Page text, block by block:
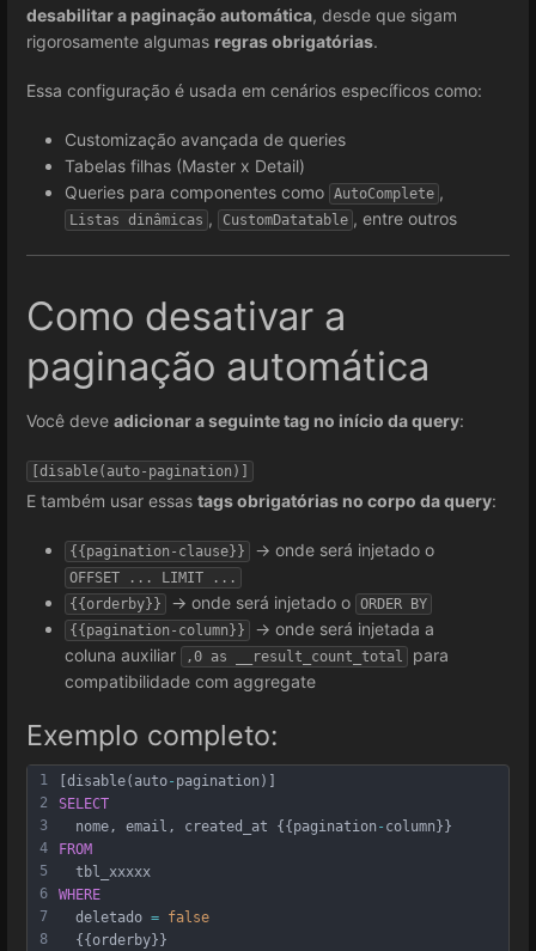
desabilitar a paginação automática, desde que sigam
rigorosamente algumas regras obrigatórias.
Essa configuração é usada em cenários específicos como:
Customização avançada de queries
Tabelas filhas (Master x Detail)
Queries para componentes como AutoComplete ,
Listas dinâmicas , CustomDatatable , entre outros
Como desativar a
paginação automática
Você deve adicionar a seguinte tag no início da query:
[disable(auto-
E também usar essas tags obrigatórias no corpo da query:
{{pagination-clause}} → onde será injetado o
OFFSET ... LIMIT ...
{{orderby}}
→ onde será injetado o ORDER BY
{{pagination-column}}
→ onde será injetada a
coluna auxiliar
,0 as __result_count_total
para
compatibilidade com aggregate
Exemplo completo:
1
2
3
4
5
6
7
8
[disable(auto- pagination)]
SELECT
  nome, email, created_at {{pagination
- column}}
FROM
  tbl_xxxxx
WHERE
  deletado
= false
  {{orderby}}